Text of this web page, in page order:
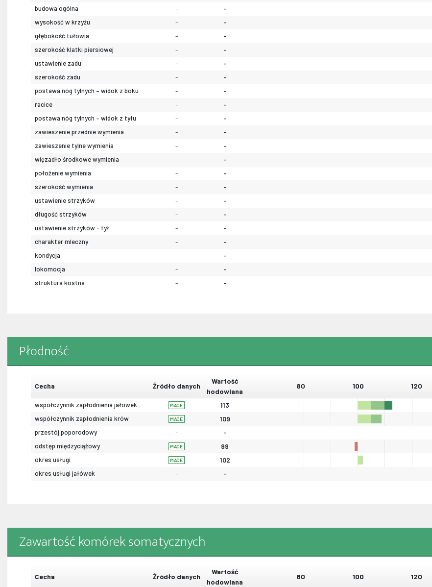
budowa ogólna - -
wysokość w krzyżu - -
głębokość tułowia - -
szerokość klatki piersiowej - -
ustawienie zadu - -
szerokość zadu - -
postawa nóg tylnych – widok z boku - -
racice - -
postawa nóg tylnych – widok z tyłu - -
zawieszenie przednie wymienia - -
zawieszenie tylne wymienia - -
więzadło środkowe wymienia - -
położenie wymienia - -
szerokość wymienia - -
ustawienie strzyków - -
długość strzyków - -
ustawienie strzyków - tył - -
charakter mleczny - -
kondycja - -
lokomocja - -
struktura kostna - -
Płodność
Cecha Źródło danych
Wartość
hodowlana
80 100 120
współczynnik zapłodnienia jałówek MACE 113
współczynnik zapłodnienia krów MACE 109
przestój poporodowy - -
odstęp międzyciążowy MACE 99
okres usługi MACE 102
okres usługi jałówek - -
Zawartość komórek somatycznych
Cecha Źródło danych
Wartość
hodowlana
80 100 120